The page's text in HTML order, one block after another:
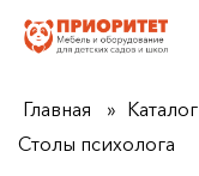
Главная Каталог
Столы психолога